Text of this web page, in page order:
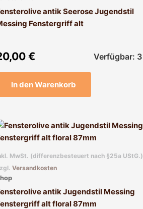
antik Seerose Jugendstil
Fenstergriff alt
€ Verfügbar: 3
In den Warenkorb
MwSt. (differenzbesteuert nach §25a UStG.)
Versandkosten
antik Jugendstil Messing
alt floral 87mm